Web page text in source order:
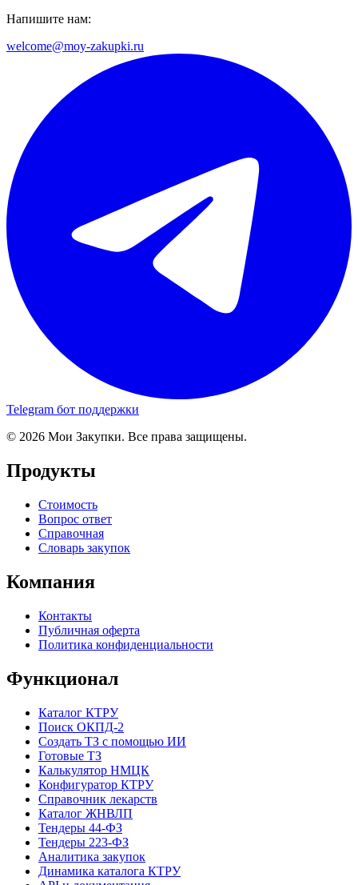
Напишите нам:
welcome@moy-zakupki.ru
Telegram бот поддержки
© 2026 Мои Закупки. Все права защищены.
Продукты
Стоимость
Вопрос ответ
Справочная
Словарь закупок
Компания
Контакты
Публичная оферта
Политика конфиденциальности
Функционал
Каталог КТРУ
Поиск ОКПД-2
Создать ТЗ с помощью ИИ
Готовые ТЗ
Калькулятор НМЦК
Конфигуратор КТРУ
Справочник лекарств
Каталог ЖНВЛП
Тендеры 44-ФЗ
Тендеры 223-ФЗ
Аналитика закупок
Динамика каталога КТРУ